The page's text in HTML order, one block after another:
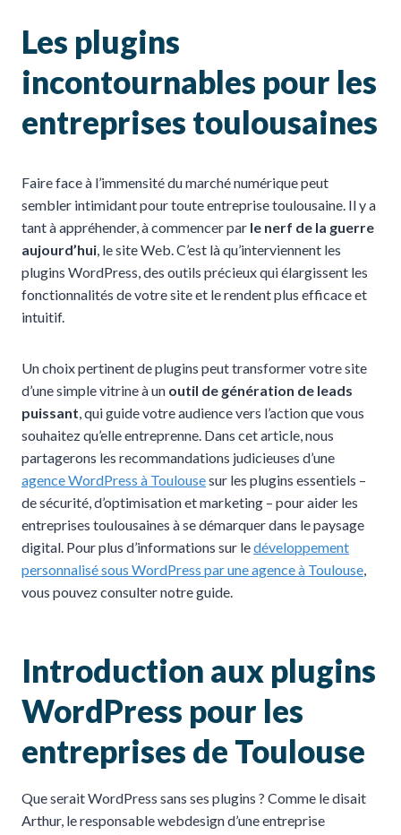
Les plugins
incontournables pour les
entreprises toulousaines
Faire face à l’immensité du marché numérique peut
sembler intimidant pour toute entreprise toulousaine. Il y a
tant à appréhender, à commencer par le nerf de la guerre
aujourd’hui, le site Web. C’est là qu’interviennent les
plugins WordPress, des outils précieux qui élargissent les
fonctionnalités de votre site et le rendent plus efficace et
intuitif.
Un choix pertinent de plugins peut transformer votre site
d’une simple vitrine à un outil de génération de leads
puissant, qui guide votre audience vers l’action que vous
souhaitez qu’elle entreprenne. Dans cet article, nous
partagerons les recommandations judicieuses d’une
agence WordPress à Toulousesur les plugins essentiels –
de sécurité, d’optimisation et marketing – pour aider les
entreprises toulousaines à se démarquer dans le paysage
digital. Pour plus d’informations sur ledéveloppement
personnalisé sous WordPress par une agence à Toulouse,
vous pouvez consulter notre guide.
Introduction aux plugins
WordPress pour les
entreprises de Toulouse
Que serait WordPress sans ses plugins ? Comme le disait
Arthur, le responsable webdesign d’une entreprise